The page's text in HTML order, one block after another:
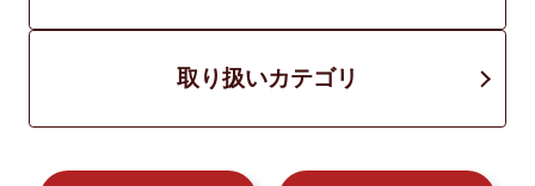
取り扱いカテゴリ